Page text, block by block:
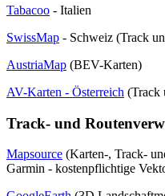
Tabacoo - Italien
SwissMap - Schweiz (Track
AustriaMap (BEV-Karten)
AV-Karten - Österreich (Track
Track- und
Mapsource (Karten-, Track-
Garmin - kostenpflichtige